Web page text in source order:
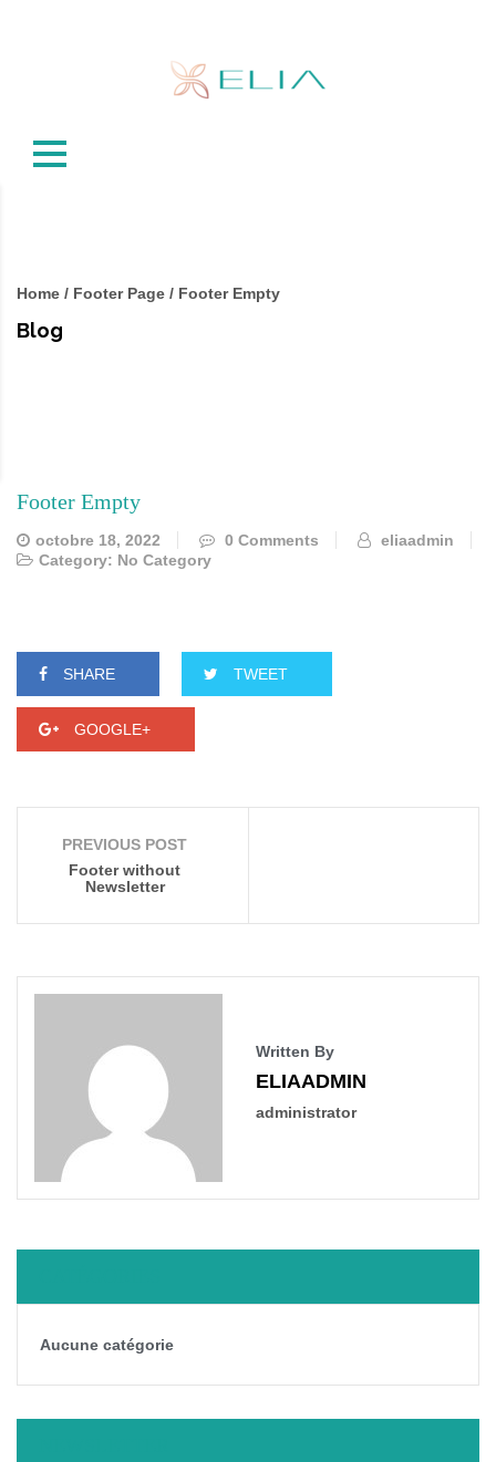
Home / Footer Page / Footer Empty
Blog
Footer Empty
octobre 18, 2022 0 Comments
eliaadmin
Category: No Category
SHARE TWEET
GOOGLE+
PREVIOUS POST
Footer without
Newsletter
Written By
ELIAADMIN
administrator
Aucune catégorie